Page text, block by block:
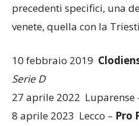
precedenti specifici, una
venete, quella con la
10 febbraio 2019
Serie D
27 aprile 2022 Luparense
8 aprile 2023 Lecco – Pro